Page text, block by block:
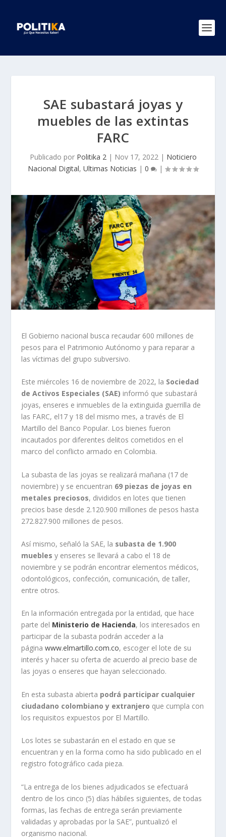
SAE subastará joyas y
muebles de las extintas
FARC
Publicado por Politika 2| Nov 17, 2022| Noticiero
Nacional Digital, Ultimas Noticias | 0 |
El Gobierno nacional busca recaudar 600 millones de
pesos para el Patrimonio Autónomo y para reparar a
las víctimas del grupo subversivo.
Este miércoles 16 de noviembre de 2022, la Sociedad
de Activos Especiales (SAE) informó que subastará
joyas, enseres e inmuebles de la extinguida guerrilla de
las FARC, el17 y 18 del mismo mes, a través de El
Martillo del Banco Popular. Los bienes fueron
incautados por diferentes delitos cometidos en el
marco del conflicto armado en Colombia.
La subasta de las joyas se realizará mañana (17 de
noviembre) y se encuentran 69 piezas de joyas en
metales preciosos, divididos en lotes que tienen
precios base desde 2.120.900 millones de pesos hasta
272.827.900 millones de pesos.
Así mismo, señaló la SAE, la subasta de 1.900
muebles y enseres se llevará a cabo el 18 de
noviembre y se podrán encontrar elementos médicos,
odontológicos, confección, comunicación, de taller,
entre otros.
En la información entregada por la entidad, que hace
parte del Ministerio de Hacienda, los interesados en
participar de la subasta podrán acceder a la
páginawww.elmartillo.com.co, escoger el lote de su
interés y hacer su oferta de acuerdo al precio base de
las joyas o enseres que hayan seleccionado.
En esta subasta abierta podrá participar cualquier
ciudadano colombiano y extranjero que cumpla con
los requisitos expuestos por El Martillo.
Los lotes se subastarán en el estado en que se
encuentran y en la forma como ha sido publicado en el
registro fotográfico cada pieza.
“La entrega de los bienes adjudicados se efectuará
dentro de los cinco (5) días hábiles siguientes, de todas
formas, las fechas de entrega serán previamente
validadas y aprobadas por la SAE”, puntualizó el
organismo nacional.